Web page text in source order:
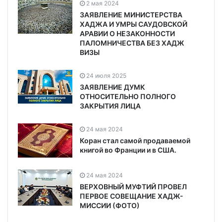
2 мая 2024
ЗАЯВЛЕНИЕ МИНИСТЕРСТВА
ХАДЖА И УМРЫ САУДОВСКОЙ
АРАВИИ О НЕЗАКОННОСТИ
ПАЛОМНИЧЕСТВА БЕЗ ХАДЖ
ВИЗЫ
24 июля 2025
ЗАЯВЛЕНИЕ ДУМК
ОТНОСИТЕЛЬНО ПОЛНОГО
ЗАКРЫТИЯ ЛИЦА
24 мая 2024
Коран стал самой продаваемой
книгой во Франции и в США.
24 мая 2024
ВЕРХОВНЫЙ МУФТИЙ ПРОВЕЛ
ПЕРВОЕ СОВЕЩАНИЕ ХАДЖ-
МИССИИ (ФОТО)